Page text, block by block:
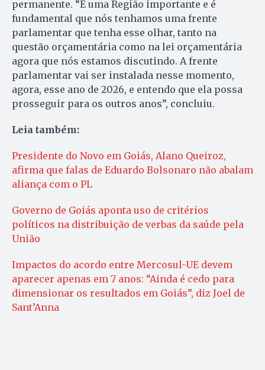
permanente. “É uma Região importante e é
fundamental que nós tenhamos uma frente
parlamentar que tenha esse olhar, tanto na
questão orçamentária como na lei orçamentária
agora que nós estamos discutindo. A frente
parlamentar vai ser instalada nesse momento,
agora, esse ano de 2026, e entendo que ela possa
prosseguir para os outros anos”, concluiu.
Leia também:
Presidente do Novo em Goiás, Alano Queiroz,
afirma que falas de Eduardo Bolsonaro não abalam
aliança com o PL
Governo de Goiás aponta uso de critérios
políticos na distribuição de verbas da saúde pela
União
Impactos do acordo entre Mercosul-UE devem
aparecer apenas em 7 anos: “Ainda é cedo para
dimensionar os resultados em Goiás”, diz Joel de
Sant’Anna